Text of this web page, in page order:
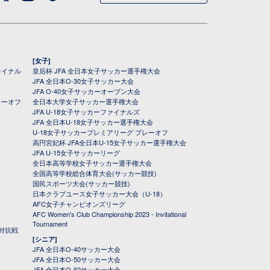
ナル
オフ
抗戦
[女子]
皇后杯 JFA 全日本女子サッカー選手権大会
JFA 全日本O-30女子サッカー大会
JFA O-40女子サッカーオープン大会
全日本大学女子サッカー選手権大会
JFA U-18女子サッカーファイナルズ
JFA 全日本U-18女子サッカー選手権大会
U-18女子サッカープレミアリーグ プレーオフ
高円宮妃杯 JFA全日本U-15女子サッカー選手権大会
JFA U-15女子サッカーリーグ
全日本高等学校女子サッカー選手権大会
全国高等学校総合体育大会(サッカー競技)
国民スポーツ大会(サッカー競技)
日本クラブユース女子サッカー大会（U-18）
AFC女子チャンピオンズリーグ
AFC Women's Club Championship 2023 - Invitational
Tournament
[シニア]
JFA 全日本O-40サッカー大会
JFA 全日本O-50サッカー大会